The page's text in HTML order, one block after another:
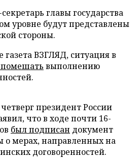
главы государства
уровне будут представлены
стороны.
газета ВЗГЛЯД, ситуация в
выполнению
президент России
что в ходе почти 16-
был подписан документ
о мерах, направленных на
договоренностей.